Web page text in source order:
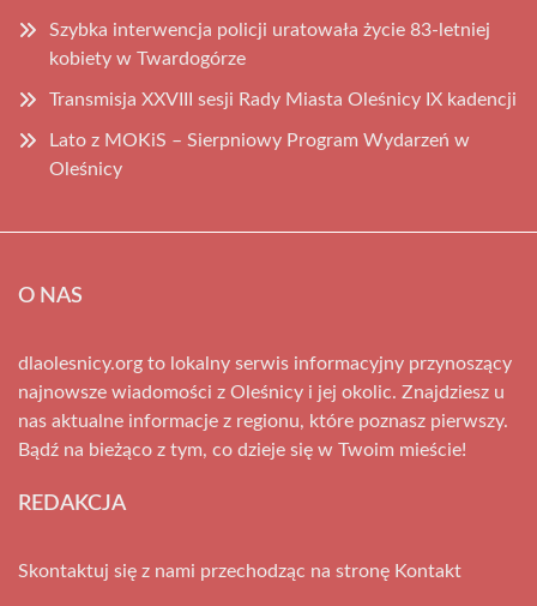
Szybka interwencja policji uratowała życie 83-letniej
kobiety w Twardogórze
Transmisja XXVIII sesji Rady Miasta Oleśnicy IX kadencji
Lato z MOKiS – Sierpniowy Program Wydarzeń w
Oleśnicy
O NAS
dlaolesnicy.org to lokalny serwis informacyjny przynoszący
najnowsze wiadomości z Oleśnicy i jej okolic. Znajdziesz u
nas aktualne informacje z regionu, które poznasz pierwszy.
Bądź na bieżąco z tym, co dzieje się w Twoim mieście!
REDAKCJA
Skontaktuj się z nami przechodząc na stronę Kontakt